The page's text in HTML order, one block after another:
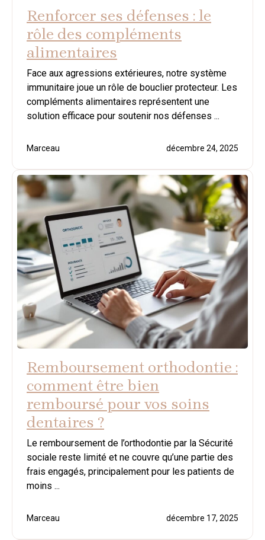
Renforcer ses défenses : le
rôle des compléments
alimentaires
Face aux agressions extérieures, notre système
immunitaire joue un rôle de bouclier protecteur. Les
compléments alimentaires représentent une
solution efficace pour soutenir nos défenses ...
Marceau décembre 24, 2025
Remboursement orthodontie :
comment être bien
remboursé pour vos soins
dentaires ?
Le remboursement de l’orthodontie par la Sécurité
sociale reste limité et ne couvre qu’une partie des
frais engagés, principalement pour les patients de
moins ...
Marceau décembre 17, 2025